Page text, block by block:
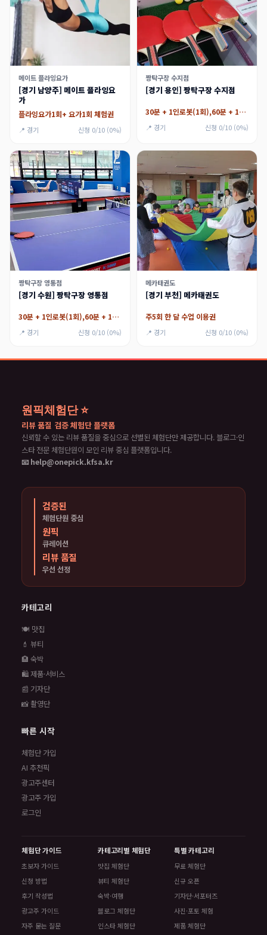
메이트 플라잉요가
[경기 남양주] 메이트 플라잉요
가
플라잉요가1회+ 요가1회 체험권
📍 경기 신청 0/10 (0%)
짱탁구장 수지점
[경기 용인] 짱탁구장 수지점
30분 + 1인로봇(1회),60분 + 1인로봇(1회)
📍 경기 신청 0/10 (0%)
짱탁구장 영통점
[경기 수원] 짱탁구장 영통점
30분 + 1인로봇(1회),60분 + 1인로봇(1회)
📍 경기 신청 0/10 (0%)
메카태권도
[경기 부천] 메카태권도
주5회 한 달 수업 이용권
📍 경기 신청 0/10 (0%)
원픽체험단 ⭐
리뷰 품질 검증 체험단 플랫폼
신뢰할 수 있는 리뷰 품질을 중심으로 선별된 체험단만 제공합니다. 블로그·인
스타 전문 체험단원이 모인 리뷰 중심 플랫폼입니다.
📧 help@onepick.kfsa.kr
검증된
체험단원 중심
원픽
큐레이션
리뷰 품질
우선 선정
카테고리
🍽️ 맛집
💄 뷰티
🏨 숙박
🛍️ 제품·서비스
📰 기자단
📸 촬영단
빠른 시작
체험단 가입
AI 추천픽
광고주센터
광고주 가입
로그인
체험단 가이드
초보자 가이드
신청 방법
후기 작성법
광고주 가이드
자주 묻는 질문
카테고리별 체험단
맛집 체험단
뷰티 체험단
숙박·여행
블로그 체험단
인스타 체험단
특별 카테고리
무료 체험단
신규 오픈
기자단·서포터즈
사진·포토 체험
제품 체험단